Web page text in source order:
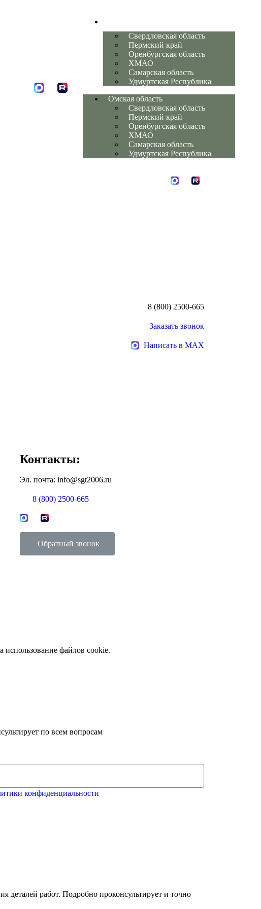
Свердловская область
Пермский край
Оренбургская область
ХМАО
Самарская область
Удмуртская Республика
Омская область
Свердловская область
Пермский край
Оренбургская область
ХМАО
Самарская область
Удмуртская Республика
8 (800) 2500-665
Заказать звонок
Написать в MAX
Контакты:
Эл. почта: info@sgt2006.ru
8 (800) 2500-665
Обратный звонок
файлов cookie.
по всем вопросам
конфиденциальности
деталей работ. Подробно проконсультирует и точно